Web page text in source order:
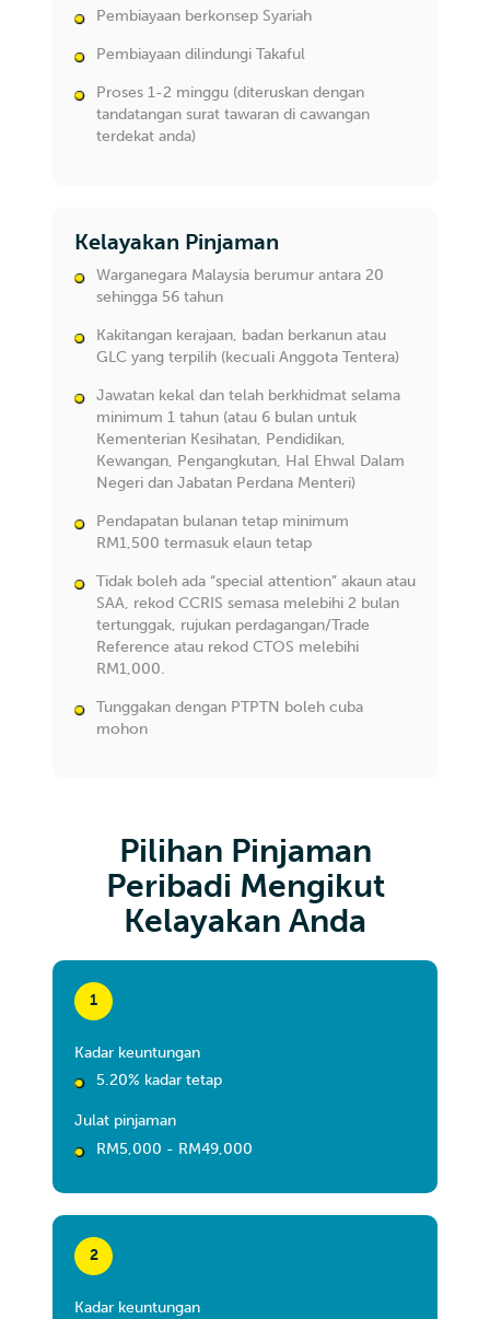
Pembiayaan berkonsep Syariah
Pembiayaan dilindungi Takaful
Proses 1-2 minggu (diteruskan dengan
tandatangan surat tawaran di cawangan
terdekat anda)
Kelayakan Pinjaman
Warganegara Malaysia berumur antara 20
sehingga 56 tahun
Kakitangan kerajaan, badan berkanun atau
GLC yang terpilih (kecuali Anggota Tentera)
Jawatan kekal dan telah berkhidmat selama
minimum 1 tahun (atau 6 bulan untuk
Kementerian Kesihatan, Pendidikan,
Kewangan, Pengangkutan, Hal Ehwal Dalam
Negeri dan Jabatan Perdana Menteri)
Pendapatan bulanan tetap minimum
RM1,500 termasuk elaun tetap
Tidak boleh ada “special attention” akaun atau
SAA, rekod CCRIS semasa melebihi 2 bulan
tertunggak, rujukan perdagangan/Trade
Reference atau rekod CTOS melebihi
RM1,000.
Tunggakan dengan PTPTN boleh cuba
mohon
Pilihan Pinjaman
Peribadi Mengikut
Kelayakan Anda
1
Kadar keuntungan
5.20% kadar tetap
Julat pinjaman
RM5,000 - RM49,000
2
Kadar keuntungan